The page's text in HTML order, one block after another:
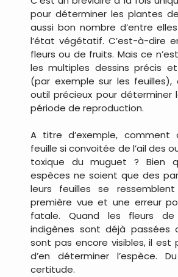
pour déterminer les plantes
aussi bon nombre d’entre
l’état végétatif. C’est-à-dire
fleurs ou de fruits. Mais ce
les multiples dessins précis
(par exemple sur les feuilles),
outil précieux pour déterminer
période de reproduction.
A titre d’exemple, comment
feuille si convoitée de l’ail des
toxique du muguet ? Bien
espèces ne soient que des
leurs feuilles se
première vue et une erreur
fatale. Quand les fleurs
indigènes sont déjà passées
sont pas encore visibles, il est
d’en déterminer l’espèce.
certitude.